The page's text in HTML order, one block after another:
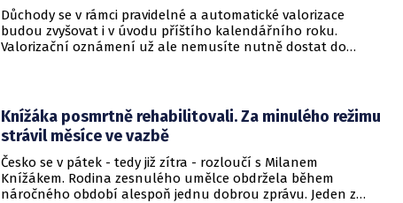
Důchody se v rámci pravidelné a automatické valorizace
budou zvyšovat i v úvodu příštího kalendářního roku.
Valorizační oznámení už ale nemusíte nutně dostat do
Knížáka posmrtně rehabilitovali. Za minulého režimu
strávil měsíce ve vazbě
Česko se v pátek - tedy již zítra - rozloučí s Milanem
Knížákem. Rodina zesnulého umělce obdržela během
náročného období alespoň jednu dobrou zprávu. Jeden z